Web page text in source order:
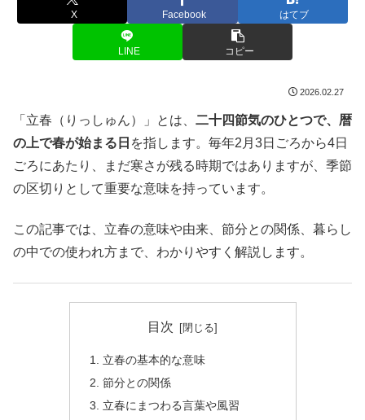
X Facebook はてブ
LINE コピー
2026.02.27
「立春（りっしゅん）」とは、 二十四節気のひとつで、暦
の上で春が始まる日 を指します。毎年2月3日ごろから4日
ごろにあたり、まだ寒さが残る時期ではありますが、季節
の区切りとして重要な意味を持っています。
この記事では、立春の意味や由来、節分との関係、暮らし
の中での使われ方まで、わかりやすく解説します。
目次
立春の基本的な意味
節分との関係
立春にまつわる言葉や風習